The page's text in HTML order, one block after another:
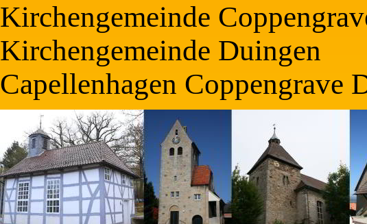
Kirchengemeinde
Kirchengemeinde Duingen
Capellenhagen Coppengrave